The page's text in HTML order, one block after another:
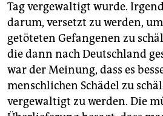
Tag vergewaltigt wurde.
darum, versetzt zu werden,
getöteten Gefangenen zu
die dann nach Deutschland
war der Meinung, dass es
menschlichen Schädel zu
vergewaltigt zu werden. Die